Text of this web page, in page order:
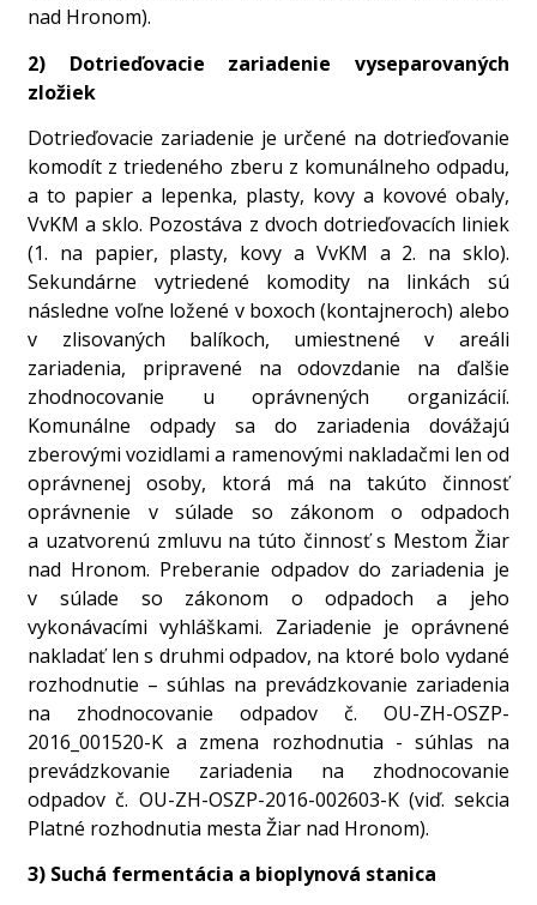
nad Hronom).
2) Dotrieďovacie zariadenie vyseparovaných
zložiek
Dotrieďovacie zariadenie je určené na dotrieďovanie
komodít z triedeného zberu z komunálneho odpadu,
a to papier a lepenka, plasty, kovy a kovové obaly,
VvKM a sklo. Pozostáva z dvoch dotrieďovacích liniek
(1. na papier, plasty, kovy a VvKM a 2. na sklo).
Sekundárne vytriedené komodity na linkách sú
následne voľne ložené v boxoch (kontajneroch) alebo
v zlisovaných balíkoch, umiestnené v areáli
zariadenia, pripravené na odovzdanie na ďalšie
zhodnocovanie u oprávnených organizácií.
Komunálne odpady sa do zariadenia dovážajú
zberovými vozidlami a ramenovými nakladačmi len od
oprávnenej osoby, ktorá má na takúto činnosť
oprávnenie v súlade so zákonom o odpadoch
a uzatvorenú zmluvu na túto činnosť s Mestom Žiar
nad Hronom. Preberanie odpadov do zariadenia je
v súlade so zákonom o odpadoch a jeho
vykonávacími vyhláškami. Zariadenie je oprávnené
nakladať len s druhmi odpadov, na ktoré bolo vydané
rozhodnutie – súhlas na prevádzkovanie zariadenia
na zhodnocovanie odpadov č. OU-ZH-OSZP-
2016_001520-K a zmena rozhodnutia - súhlas na
prevádzkovanie zariadenia na zhodnocovanie
odpadov č. OU-ZH-OSZP-2016-002603-K (viď. sekcia
Platné rozhodnutia mesta Žiar nad Hronom).
3) Suchá fermentácia a bioplynová stanica